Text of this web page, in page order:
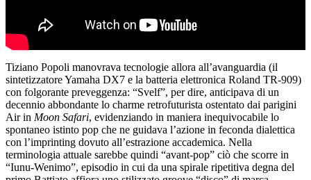
Tiziano Popoli manovrava tecnologie allora all’avanguardia (il
sintetizzatore Yamaha DX7 e la batteria elettronica Roland TR-909)
con folgorante preveggenza: “Svelf”, per dire, anticipava di un
decennio abbondante lo charme retrofuturista ostentato dai parigini
Air in Moon Safari, evidenziando in maniera inequivocabile lo
spontaneo istinto pop che ne guidava l’azione in feconda dialettica
con l’imprinting dovuto all’estrazione accademica. Nella
terminologia attuale sarebbe quindi “avant-pop” ciò che scorre in
“Iunu-Wenimo”, episodio in cui da una spirale ripetitiva degna del